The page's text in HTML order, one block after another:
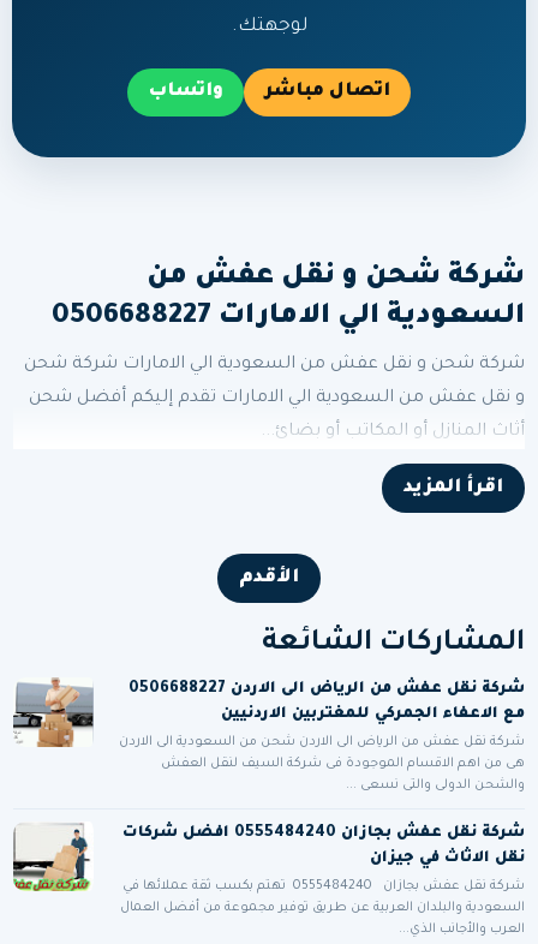
لوجهتك.
اتصال مباشر واتساب
شركة شحن و نقل عفش من
السعودية الي الامارات 0506688227
شركة شحن و نقل عفش من السعودية الي الامارات شركة شحن
و نقل عفش من السعودية الي الامارات تقدم إليكم أفضل شحن
أثاث المنازل أو المكاتب أو بضائ...
اقرأ المزيد
الأقدم
المشاركات الشائعة
شركة نقل عفش من الرياض الى الاردن 0506688227
مع الاعفاء الجمركي للمغتربين الاردنيين
شركة نقل عفش من الرياض الى الاردن شحن من السعودية الى الاردن
هى من اهم الاقسام الموجودة فى شركة السيف لنقل العفش
والشحن الدولى والتى نسعى ...
شركة نقل عفش بجازان 0555484240 افضل شركات
نقل الاثاث في جيزان
شركة نقل عفش بجازان 0555484240 تهتم بكسب ثقة عملائها في
السعودية والبلدان العربية عن طريق توفير مجموعة من أفضل العمال
العرب والأجانب الذي...